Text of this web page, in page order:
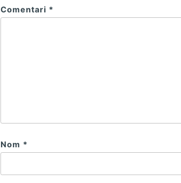
Comentari *
Nom *